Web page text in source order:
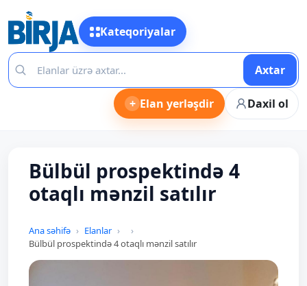
Kateqoriyalar
Axtar
+ Elan yerləşdir Daxil ol
Bülbül prospektində 4
otaqlı mənzil satılır
Ana səhifə
Elanlar
Bülbül prospektində 4 otaqlı mənzil satılır